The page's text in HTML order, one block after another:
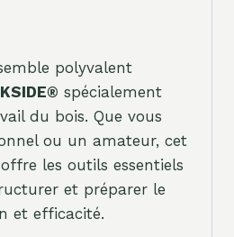
polyvalent
spécialement
du bois. Que vous
ou un amateur, cet
les outils essentiels
et préparer le
et efficacité.